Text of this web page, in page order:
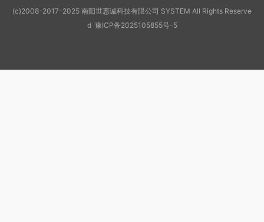
(c)2008-2017-2025 南阳世惠诚科技有限公司 SYSTEM All Rights Reserve
d 豫ICP备2025105855号-5